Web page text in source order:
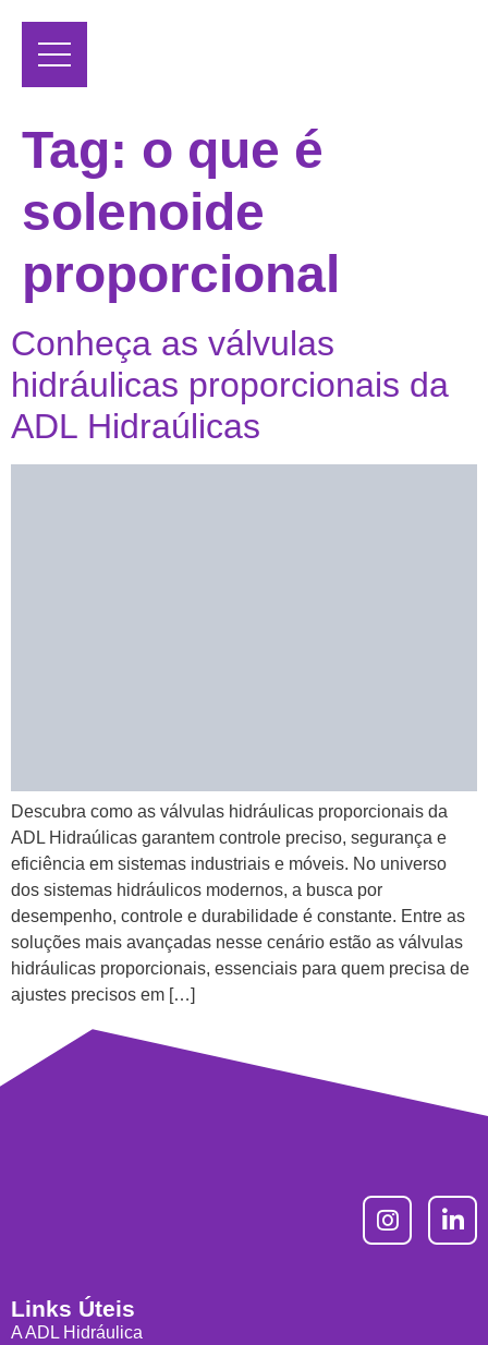
Tag: o que é
solenoide
proporcional
Conheça as válvulas
hidráulicas proporcionais da
ADL Hidraúlicas
Descubra como as válvulas hidráulicas proporcionais da
ADL Hidraúlicas garantem controle preciso, segurança e
eficiência em sistemas industriais e móveis. No universo
dos sistemas hidráulicos modernos, a busca por
desempenho, controle e durabilidade é constante. Entre as
soluções mais avançadas nesse cenário estão as válvulas
hidráulicas proporcionais, essenciais para quem precisa de
ajustes precisos em […]
Links Úteis
A ADL Hidráulica